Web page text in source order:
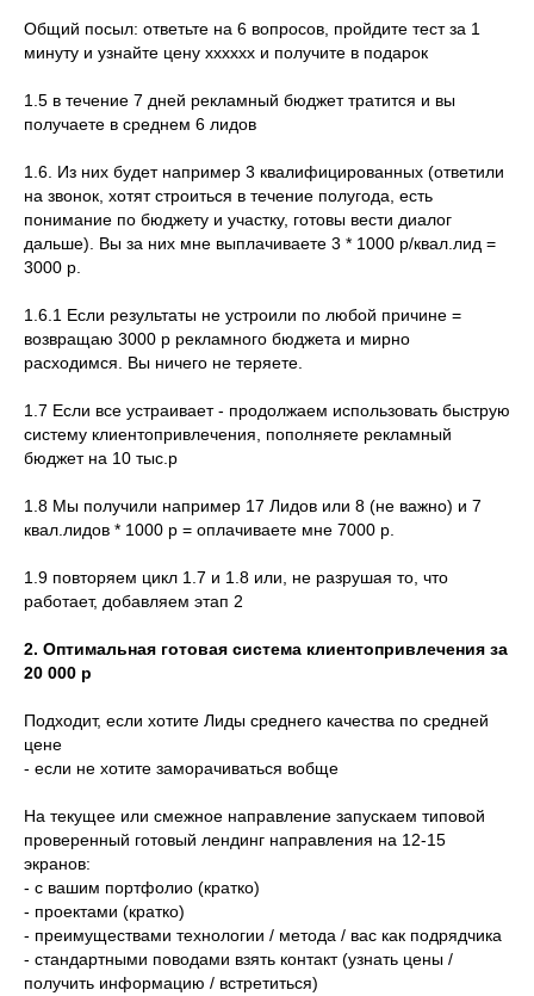
Общий посыл: ответьте на 6 вопросов, пройдите тест за 1
минуту и узнайте цену хххххх и получите в подарок
1.5 в течение 7 дней рекламный бюджет тратится и вы
получаете в среднем 6 лидов
1.6. Из них будет например 3 квалифицированных (ответили
на звонок, хотят строиться в течение полугода, есть
понимание по бюджету и участку, готовы вести диалог
дальше). Вы за них мне выплачиваете 3 * 1000 р/квал.лид =
3000 р.
1.6.1 Если результаты не устроили по любой причине =
возвращаю 3000 р рекламного бюджета и мирно
расходимся. Вы ничего не теряете.
1.7 Если все устраивает - продолжаем использовать быструю
систему клиентопривлечения, пополняете рекламный
бюджет на 10 тыс.р
1.8 Мы получили например 17 Лидов или 8 (не важно) и 7
квал.лидов * 1000 р = оплачиваете мне 7000 р.
1.9 повторяем цикл 1.7 и 1.8 или, не разрушая то, что
работает, добавляем этап 2
2. Оптимальная готовая система клиентопривлечения за
20 000 р
Подходит, если хотите Лиды среднего качества по средней
цене
- если не хотите заморачиваться вобще
На текущее или смежное направление запускаем типовой
проверенный готовый лендинг направления на 12-15
экранов:
- с вашим портфолио (кратко)
- проектами (кратко)
- преимуществами технологии / метода / вас как подрядчика
- стандартными поводами взять контакт (узнать цены /
получить информацию / встретиться)